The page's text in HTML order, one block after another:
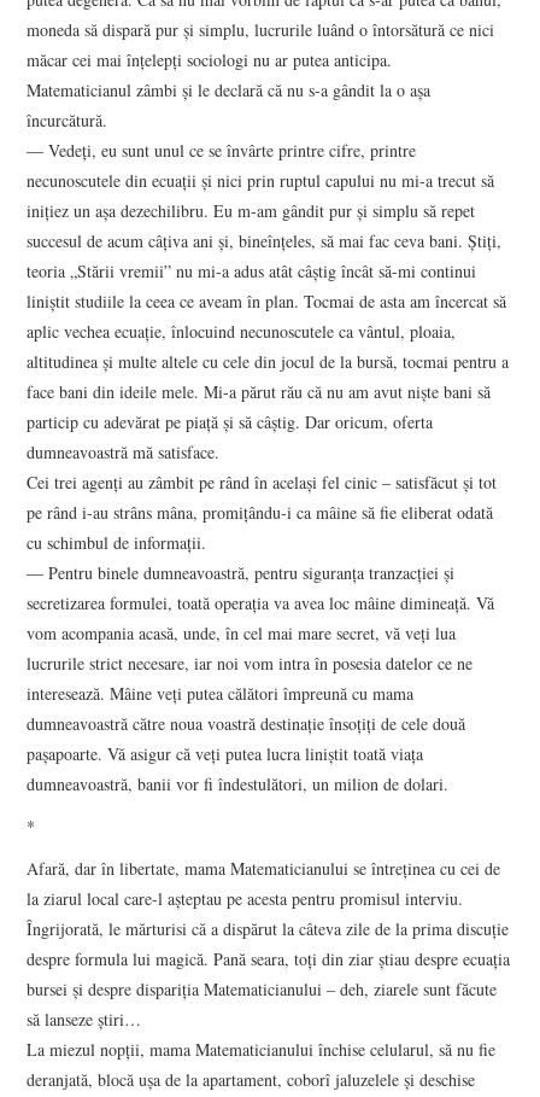
moneda să dispară pur şi simplu, lucrurile luând o întorsătură ce nici
măcar cei mai înţelepţi sociologi nu ar putea anticipa.
Matematicianul zâmbi şi le declară că nu s-a gândit la o aşa
încurcătură.
― Vedeţi, eu sunt unul ce se învârte printre cifre, printre
necunoscutele din ecuaţii şi nici prin ruptul capului nu mi-a trecut să
iniţiez un aşa dezechilibru. Eu m-am gândit pur şi simplu să repet
succesul de acum câţiva ani şi, bineînţeles, să mai fac ceva bani. Ştiţi,
teoria „Stării vremii” nu mi-a adus atât câştig încât să-mi continui
liniştit studiile la ceea ce aveam în plan. Tocmai de asta am încercat să
aplic vechea ecuaţie, înlocuind necunoscutele ca vântul, ploaia,
altitudinea şi multe altele cu cele din jocul de la bursă, tocmai pentru a
face bani din ideile mele. Mi-a părut rău că nu am avut nişte bani să
particip cu adevărat pe piaţă şi să câştig. Dar oricum, oferta
dumneavoastră mă satisface.
Cei trei agenţi au zâmbit pe rând în acelaşi fel cinic – satisfăcut şi tot
pe rând i-au strâns mâna, promiţându-i ca mâine să fie eliberat odată
cu schimbul de informaţii.
― Pentru binele dumneavoastră, pentru siguranţa tranzacţiei şi
secretizarea formulei, toată operaţia va avea loc mâine dimineaţă. Vă
vom acompania acasă, unde, în cel mai mare secret, vă veţi lua
lucrurile strict necesare, iar noi vom intra în posesia datelor ce ne
interesează. Mâine veţi putea călători împreună cu mama
dumneavoastră către noua voastră destinaţie însoţiţi de cele două
paşapoarte. Vă asigur că veţi putea lucra liniştit toată viaţa
dumneavoastră, banii vor fi îndestulători, un milion de dolari.
*
Afară, dar în libertate, mama Matematicianului se întreţinea cu cei de
la ziarul local care-l aşteptau pe acesta pentru promisul interviu.
Îngrijorată, le mărturisi că a dispărut la câteva zile de la prima discuţie
despre formula lui magică. Pană seara, toţi din ziar ştiau despre ecuaţia
bursei şi despre dispariţia Matematicianului – deh, ziarele sunt făcute
să lanseze ştiri…
La miezul nopţii, mama Matematicianului închise celularul, să nu fie
deranjată, blocă uşa de la apartament, coborî jaluzelele şi deschise